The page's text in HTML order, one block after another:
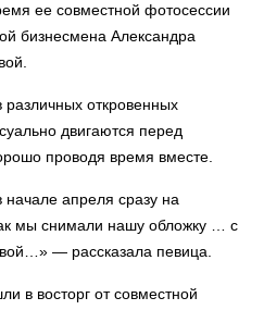
ее совместной фотосессии
бизнесмена Александра
различных откровенных
двигаются перед
проводя время вместе.
апреля сразу на
мы снимали нашу обложку … с
— рассказала певица.
в восторг от совместной